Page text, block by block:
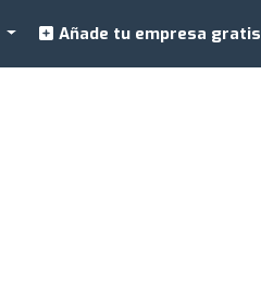
Añade tu empresa gratis